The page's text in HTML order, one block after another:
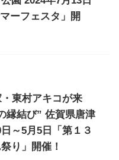
ーフェスタ」開
東村アキコが来
縁結び” 佐賀県唐津
～5月5日「第１３
り」開催！